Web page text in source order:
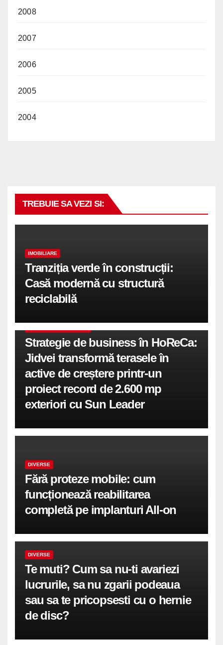
2008
2007
2006
2005
2004
TREBUIE SA VEZI SI:
IMOBILIARE
Tranziția verde în construcții:
Casă modernă cu structură
reciclabilă
Strategie de business în HoReCa:
Jidvei transformă terasele în
active de creștere printr-un
proiect record de 2.600 mp
exteriori cu Sun Leader
DIVERSE
Fără proteze mobile: cum
funcționează reabilitarea
completă pe implanturi All-on
DIVERSE
Te muti? Cum sa nu-ti avariezi
lucrurile, sa nu zgarii podeaua
sau sa te pricopsesti cu o hernie
de disc?